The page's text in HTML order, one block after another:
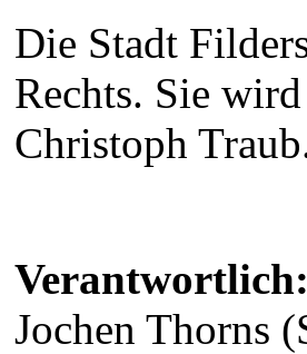
Die Stadt
Rechts. Sie
Christoph
Verantwortlich:
Jochen Thorns